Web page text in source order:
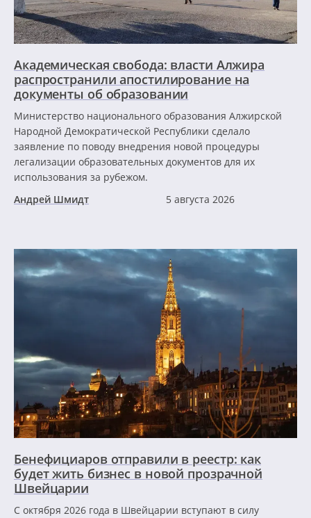
Академическая свобода: власти Алжира
распространили апостилирование на
документы об образовании
Министерство национального образования Алжирской
Народной Демократической Республики сделало
заявление по поводу внедрения новой процедуры
легализации образовательных документов для их
использования за рубежом.
Андрей Шмидт
5 августа 2026
Бенефициаров отправили в реестр: как
будет жить бизнес в новой прозрачной
Швейцарии
С октября 2026 года в Швейцарии вступают в силу